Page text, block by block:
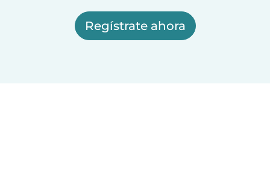
Regístrate ahora